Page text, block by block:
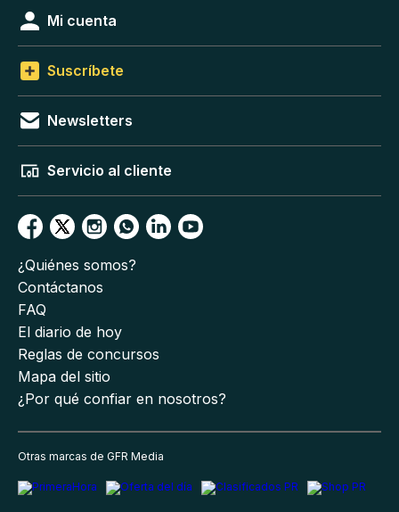
Mi cuenta
Suscríbete
Newsletters
Servicio al cliente
¿Quiénes somos?
Contáctanos
FAQ
El diario de hoy
Reglas de concursos
Mapa del sitio
¿Por qué confiar en nosotros?
Otras marcas de GFR Media